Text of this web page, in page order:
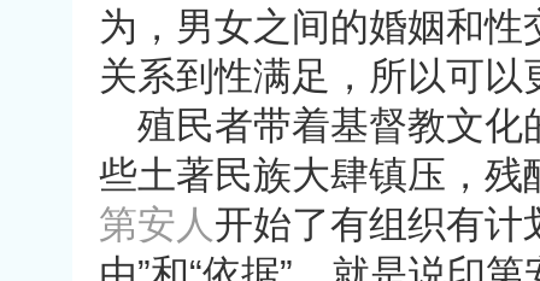
为，男女之间的婚姻和
关系到性满足，所以可以
殖民者带着基督教文化
些土著民族大肆镇压，残
第安人开始了有组织有计